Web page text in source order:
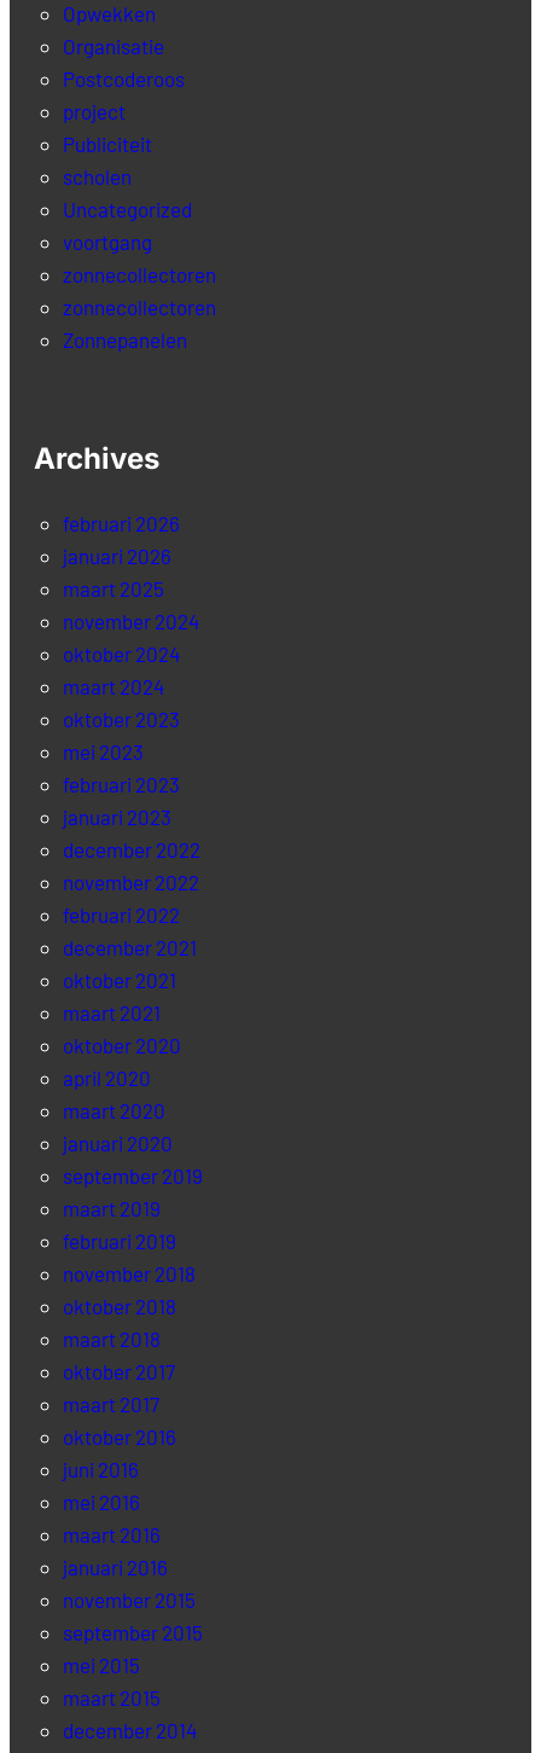
Opwekken
Organisatie
Postcoderoos
project
Publiciteit
scholen
Uncategorized
voortgang
zonnecollectoren
zonnecollectoren
Zonnepanelen
Archives
februari 2026
januari 2026
maart 2025
november 2024
oktober 2024
maart 2024
oktober 2023
mei 2023
februari 2023
januari 2023
december 2022
november 2022
februari 2022
december 2021
oktober 2021
maart 2021
oktober 2020
april 2020
maart 2020
januari 2020
september 2019
maart 2019
februari 2019
november 2018
oktober 2018
maart 2018
oktober 2017
maart 2017
oktober 2016
juni 2016
mei 2016
maart 2016
januari 2016
november 2015
september 2015
mei 2015
maart 2015
december 2014